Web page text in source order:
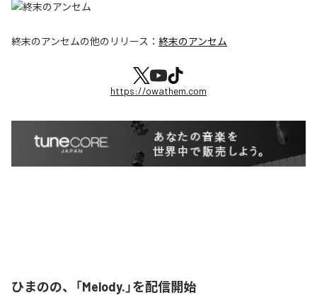
終末のアンセムの他のリリース： 終末のアンセム
https://owathem.com
ひまのの、「Melody.」を配信開始